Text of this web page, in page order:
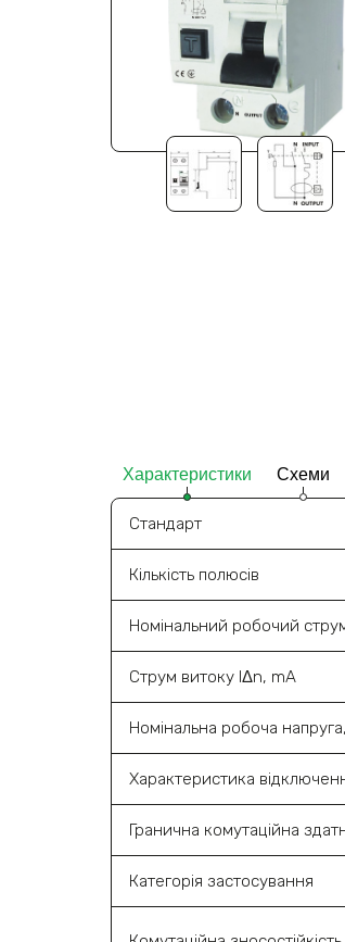
Характеристики Схеми
Стандарт
Кількість полюсів
Номінальний робочий
Струм витоку l‎Δn, mA
Номінальна робоча
Характеристика
Гранична комутаційна
Категорія застосування